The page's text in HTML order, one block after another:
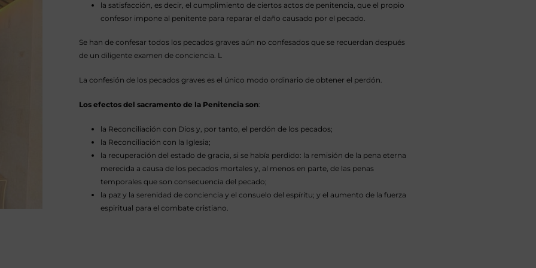
la satisfacción, es decir, el cumplimiento de ciertos actos de penitencia, que el propio
confesor impone al penitente para reparar el daño causado por el pecado.
Se han de confesar todos los pecados graves aún no confesados que se recuerdan después
de un diligente examen de conciencia. L
La confesión de los pecados graves es el único modo ordinario de obtener el perdón.
Los efectos del sacramento de la Penitencia son:
la Reconciliación con Dios y, por tanto, el perdón de los pecados;
la Reconciliación con la Iglesia;
la recuperación del estado de gracia, si se había perdido: la remisión de la pena eterna
merecida a causa de los pecados mortales y, al menos en parte, de las penas
temporales que son consecuencia del pecado;
la paz y la serenidad de conciencia y el consuelo del espíritu; y el aumento de la fuerza
espiritual para el combate cristiano.